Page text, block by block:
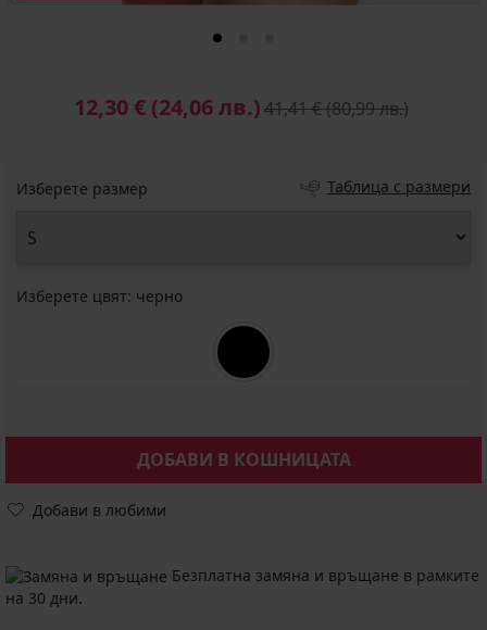
12,30 € (24,06 лв.)41,41 €(80,99 лв.)
Изберете размер Таблица с размери
Изберете цвят: черно
ДОБАВИ В КОШНИЦАТА
Добави в любими
Безплатна замяна и връщане в рамките
на 30 дни.